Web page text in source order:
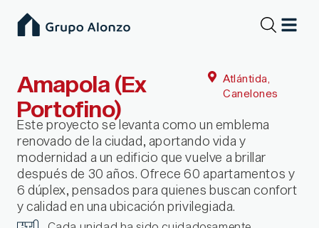
Amapola (Ex
Portofino)
Atlántida,
Canelones
Este proyecto se levanta como un emblema
renovado de la ciudad, aportando vida y
modernidad a un edificio que vuelve a brillar
después de 30 años. Ofrece 60 apartamentos y
6 dúplex, pensados para quienes buscan confort
y calidad en una ubicación privilegiada.